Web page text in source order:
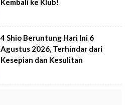
Kembali ke Klub!
4 Shio Beruntung Hari Ini 6
Agustus 2026, Terhindar dari
Kesepian dan Kesulitan